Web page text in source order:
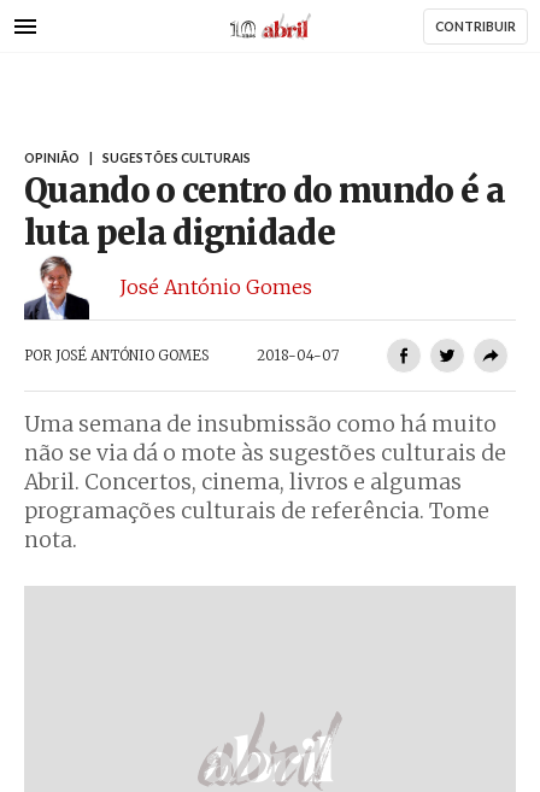
para
AbrilAbril CONTRIBUIR
OPINIÃO SUGESTÕES CULTURAIS
Quando o centro do mundo é a
luta pela dignidade
José António Gomes
POR JOSÉ ANTÓNIO GOMES 2018-04-07
Uma semana de insubmissão como há muito
não se via dá o mote às sugestões culturais de
Abril. Concertos, cinema, livros e algumas
programações culturais de referência. Tome
nota.